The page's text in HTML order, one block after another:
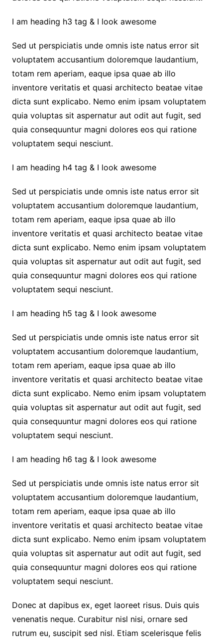
I am heading h3 tag & I look awesome
Sed ut perspiciatis unde omnis iste natus error sit
voluptatem accusantium doloremque laudantium,
totam rem aperiam, eaque ipsa quae ab illo
inventore veritatis et quasi architecto beatae vitae
dicta sunt explicabo. Nemo enim ipsam voluptatem
quia voluptas sit aspernatur aut odit aut fugit, sed
quia consequuntur magni dolores eos qui ratione
voluptatem sequi nesciunt.
I am heading h4 tag & I look awesome
Sed ut perspiciatis unde omnis iste natus error sit
voluptatem accusantium doloremque laudantium,
totam rem aperiam, eaque ipsa quae ab illo
inventore veritatis et quasi architecto beatae vitae
dicta sunt explicabo. Nemo enim ipsam voluptatem
quia voluptas sit aspernatur aut odit aut fugit, sed
quia consequuntur magni dolores eos qui ratione
voluptatem sequi nesciunt.
I am heading h5 tag & I look awesome
Sed ut perspiciatis unde omnis iste natus error sit
voluptatem accusantium doloremque laudantium,
totam rem aperiam, eaque ipsa quae ab illo
inventore veritatis et quasi architecto beatae vitae
dicta sunt explicabo. Nemo enim ipsam voluptatem
quia voluptas sit aspernatur aut odit aut fugit, sed
quia consequuntur magni dolores eos qui ratione
voluptatem sequi nesciunt.
I am heading h6 tag & I look awesome
Sed ut perspiciatis unde omnis iste natus error sit
voluptatem accusantium doloremque laudantium,
totam rem aperiam, eaque ipsa quae ab illo
inventore veritatis et quasi architecto beatae vitae
dicta sunt explicabo. Nemo enim ipsam voluptatem
quia voluptas sit aspernatur aut odit aut fugit, sed
quia consequuntur magni dolores eos qui ratione
voluptatem sequi nesciunt.
Donec at dapibus ex, eget laoreet risus. Duis quis
venenatis neque. Curabitur nisl nisi, ornare sed
rutrum eu, suscipit sed nisl. Etiam scelerisque felis